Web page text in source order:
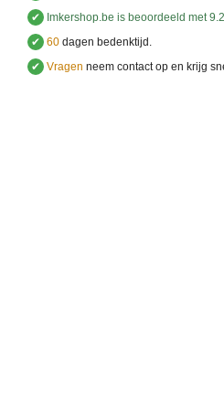
✔
Imkershop.be is beoordeeld met9.2
✔ 60dagen bedenktijd.
✔ Vragen neem contact op en krijg